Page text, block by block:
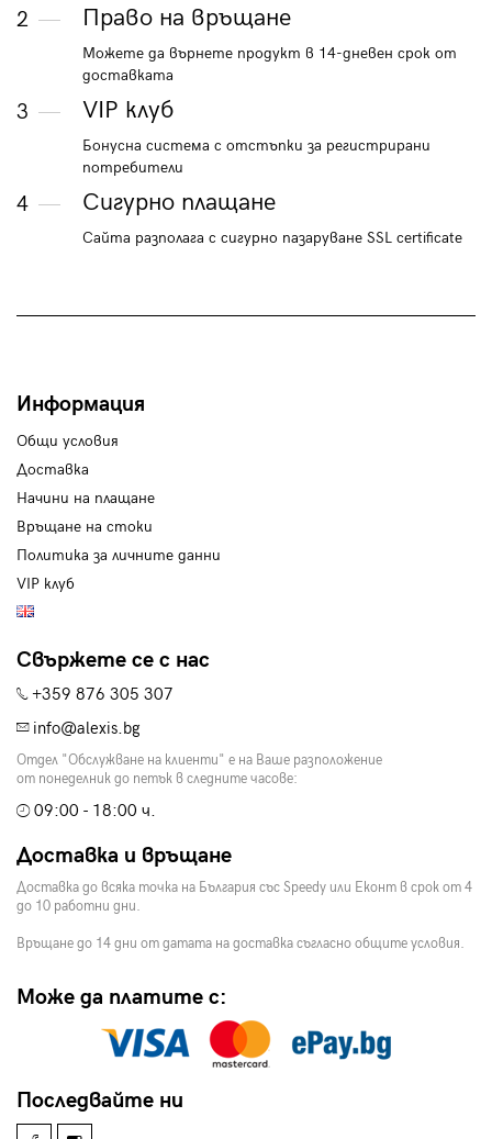
2 Право на връщане
Можете да върнете продукт в 14-дневен срок от
доставката
3 VIP клуб
Бонусна система с отстъпки за регистрирани
потребители
4 Сигурно плащане
Сайта разполага с сигурно пазаруване SSL certificate
Информация
Общи условия
Доставка
Начини на плащане
Връщане на стоки
Политика за личните данни
VIP клуб
Свържете се с нас
+359 876 305 307
info@alexis.bg
Отдел "Обслужване на клиенти" е на Ваше разположение
от понеделник до петък в следните часове:
09:00 - 18:00 ч.
Доставка и връщане
Доставка до всяка точка на България със Speedy или Еконт в срок от 4
до 10 работни дни.
Връщане до 14 дни от датата на доставка съгласно общите условия.
Може да платите с:
Последвайте ни